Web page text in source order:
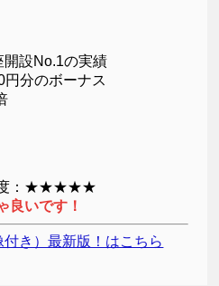
開設No.1の実績
円分のボーナス
度：★★★★★
良いです！
き）最新版！はこちら